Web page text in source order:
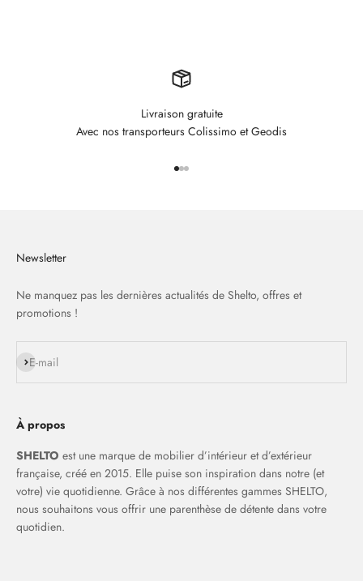
Livraison gratuite
Avec nos transporteurs Colissimo et Geodis
Newsletter
Ne manquez pas les dernières actualités de Shelto, offres et
promotions !
E-mail
S'inscrire
À propos
SHELTO est une marque de mobilier d’intérieur et d’extérieur
française, créé en 2015. Elle puise son inspiration dans notre (et
votre) vie quotidienne. Grâce à nos différentes gammes SHELTO,
nous souhaitons vous offrir une parenthèse de détente dans votre
quotidien.